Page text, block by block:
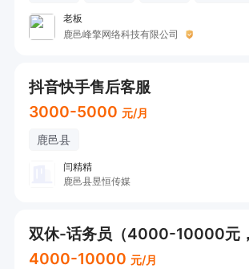
老板
鹿邑峰擎网络科技有限公司
抖音快手售后客服
3000-5000 元/月
鹿邑县
闫精精
鹿邑县昱恒传媒
4000-10000 元/月